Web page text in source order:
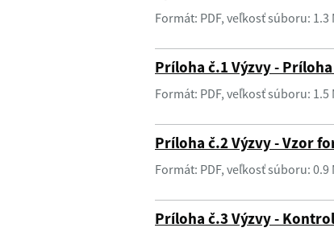
Formát: PDF, veľkosť súboru: 1.3
Príloha č.1 Výzvy -
Formát: PDF, veľkosť súboru: 1.5
Príloha č.2 Výzvy - Vzor
Formát: PDF, veľkosť súboru: 0.9
Príloha č.3 Výzvy -